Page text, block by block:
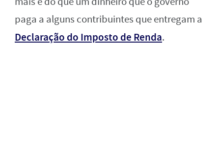
paga a alguns contribuintes que entregam a
Declaração do Imposto de Renda.